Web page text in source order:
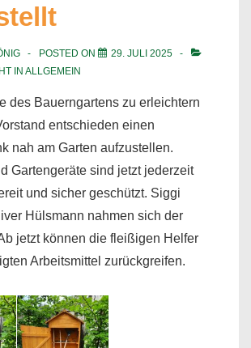
POSTED ON
29. JULI 2025
IN ALLGEMEIN
des Bauerngartens zu erleichtern
entschieden einen
nah am Garten aufzustellen.
Gartengeräte sind jetzt jederzeit
und sicher geschützt. Siggi
Hülsmann nahmen sich der
jetzt können die fleißigen Helfer
Arbeitsmittel zurückgreifen.